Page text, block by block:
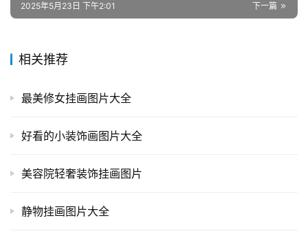
下一篇
2025年5月23日 下午2:01
相关推荐
最美修女挂画图片大全
好看的小装饰画图片大全
美容院轻奢装饰挂画图片
静物挂画图片大全